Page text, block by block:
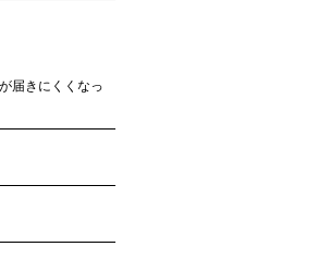
届きにくくなっ